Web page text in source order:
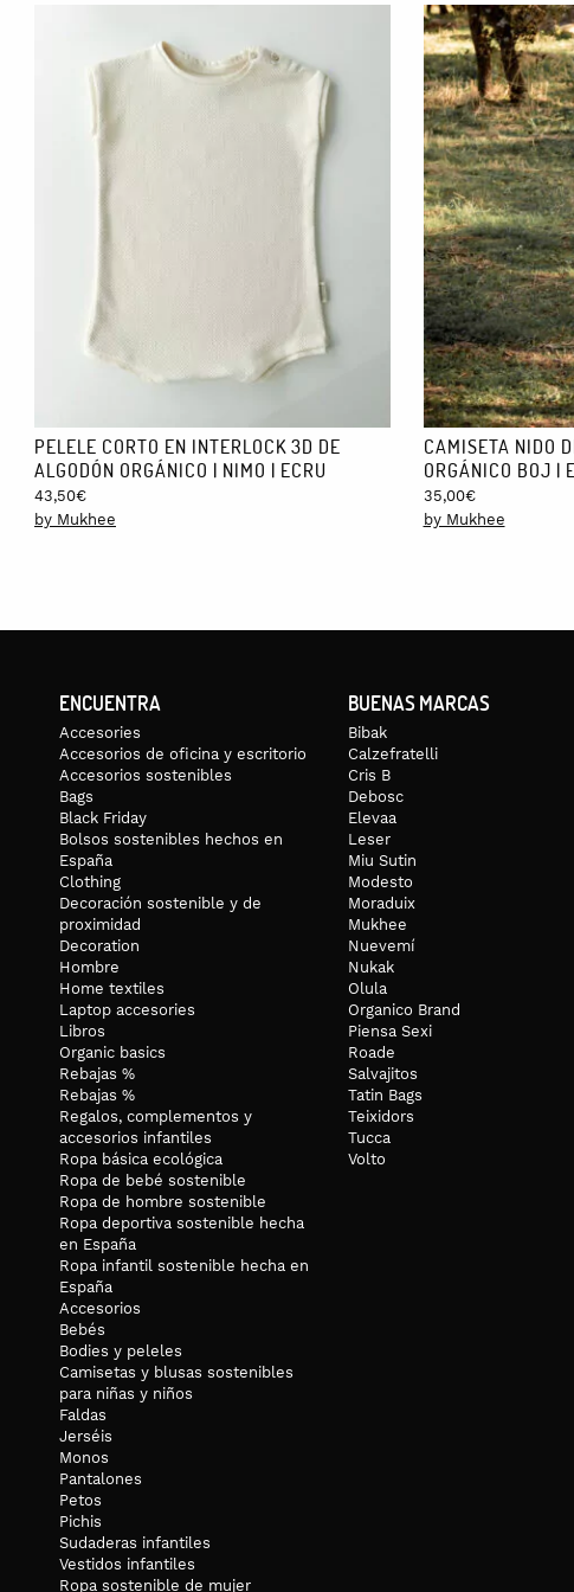
PELELE CORTO EN INTERLOCK 3D DE
ALGODÓN ORGÁNICO | NIMO | ECRU
43,50€
by Mukhee
CAMISETA NIDO
ORGÁNICO BOJ |
35,00€
by Mukhee
ENCUENTRA
Accesories
Accesorios de oficina y escritorio
Accesorios sostenibles
Bags
Black Friday
Bolsos sostenibles hechos en
España
Clothing
Decoración sostenible y de
proximidad
Decoration
Hombre
Home textiles
Laptop accesories
Libros
Organic basics
Rebajas %
Rebajas %
Regalos, complementos y
accesorios infantiles
Ropa básica ecológica
Ropa de bebé sostenible
Ropa de hombre sostenible
Ropa deportiva sostenible hecha
en España
Ropa infantil sostenible hecha en
España
Accesorios
Bebés
Bodies y peleles
Camisetas y blusas sostenibles
para niñas y niños
Faldas
Jerséis
Monos
Pantalones
Petos
Pichis
Sudaderas infantiles
Vestidos infantiles
Ropa sostenible de mujer
BUENAS MARCAS
Bibak
Calzefratelli
Cris B
Debosc
Elevaa
Leser
Miu Sutin
Modesto
Moraduix
Mukhee
Nuevemí
Nukak
Olula
Organico Brand
Piensa Sexi
Roade
Salvajitos
Tatin Bags
Teixidors
Tucca
Volto